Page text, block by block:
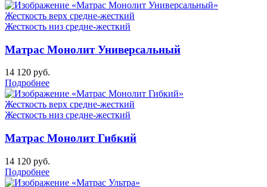
Жесткость верх средне-жесткий
Жесткость низ средне-жесткий
Матрас Монолит Универсальный
14 120 руб.
Подробнее
Жесткость верх средне-жесткий
Жесткость низ средне-жесткий
Матрас Монолит Гибкий
14 120 руб.
Подробнее